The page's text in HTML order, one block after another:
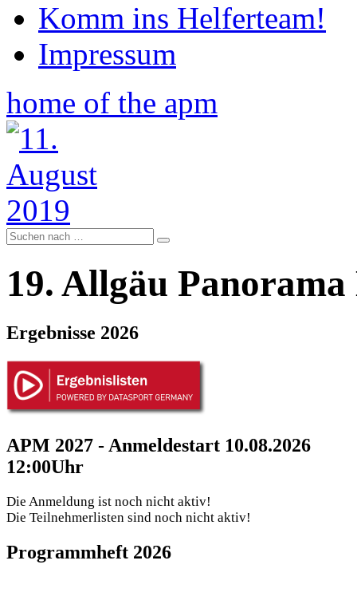
Komm ins Helferteam!
Impressum
home of the apm
19. Allgäu
Ergebnisse 2026
APM 2027 - Anmeldestart 10.08.2026
12:00Uhr
Die Anmeldung ist noch nicht aktiv!
Die Teilnehmerlisten sind noch nicht aktiv!
Programmheft 2026